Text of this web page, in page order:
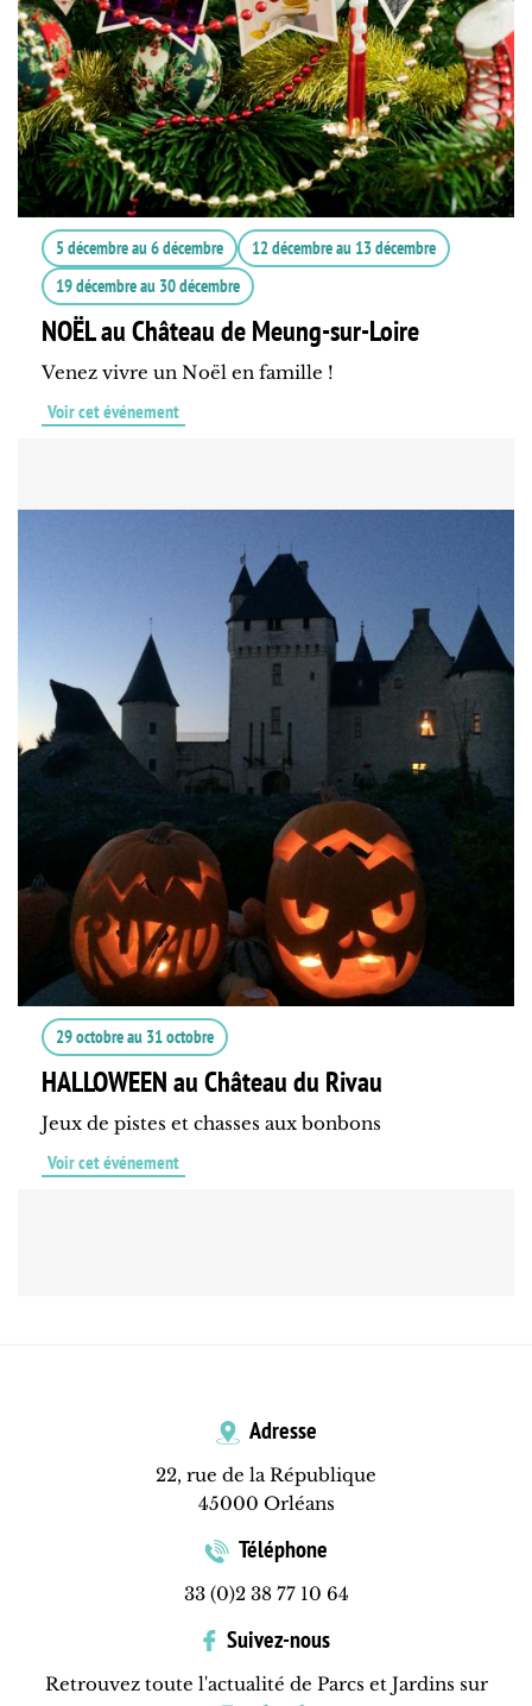
5 décembreau6 décembre 12 décembreau 13 décembre
19 décembreau 30 décembre
NOËL au Château de Meung-sur-Loire
Venez vivre un Noël en famille !
Voir cet événement
29 octobreau 31 octobre
HALLOWEEN au Château du Rivau
Jeux de pistes et chasses aux bonbons
Voir cet événement
Adresse
22, rue de la République
45000 Orléans
Téléphone
33 (0)2 38 77 10 64
Suivez-nous
Retrouvez toute l'actualité de Parcs et Jardins sur